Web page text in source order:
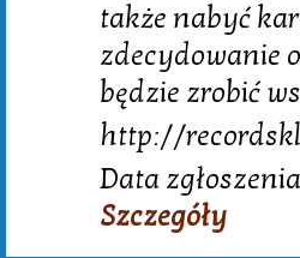
także nabyć
zdecydowanie
będzie zrobić
http://
Data
Szczegóły